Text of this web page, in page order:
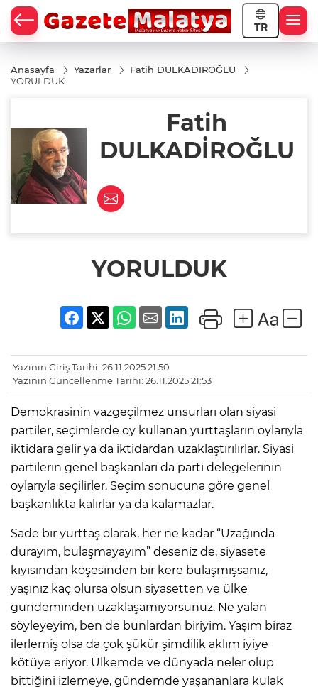
TR
Anasayfa Yazarlar
Fatih DULKADİROĞLU
YORULDUK
Fatih
DULKADİROĞLU
YORULDUK
Yazının Giriş Tarihi: 26.11.2025 21:50
Yazının Güncellenme Tarihi: 26.11.2025 21:53
Demokrasinin vazgeçilmez unsurları olan siyasi
partiler, seçimlerde oy kullanan yurttaşların oylarıyla
iktidara gelir ya da iktidardan uzaklaştırılırlar. Siyasi
partilerin genel başkanları da parti delegelerinin
oylarıyla seçilirler. Seçim sonucuna göre genel
başkanlıkta kalırlar ya da kalamazlar.
Sade bir yurttaş olarak, her ne kadar “Uzağında
durayım, bulaşmayayım” deseniz de, siyasete
kıyısından köşesinden bir kere bulaşmışsanız,
yaşınız kaç olursa olsun siyasetten ve ülke
gündeminden uzaklaşamıyorsunuz. Ne yalan
söyleyeyim, ben de bunlardan biriyim. Yaşım biraz
ilerlemiş olsa da çok şükür şimdilik aklım iyiye
kötüye eriyor. Ülkemde ve dünyada neler olup
bittiğini izlemeye, gündemde yaşananlara kulak